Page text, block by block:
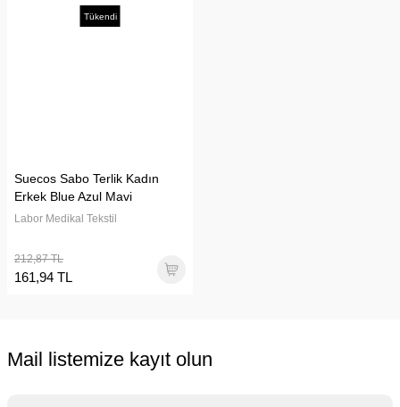
Tükendi
Suecos Sabo Terlik Kadın
Erkek Blue Azul Mavi
Labor Medikal Tekstil
212,87 TL
161,94 TL
Mail listemize kayıt olun